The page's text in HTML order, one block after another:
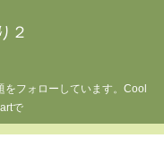
２
フォローしています。Cool
で